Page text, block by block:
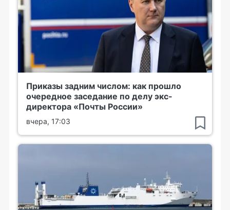
Приказы задним числом: как прошло
очередное заседание по делу экс-
директора «Почты России»
вчера, 17:03